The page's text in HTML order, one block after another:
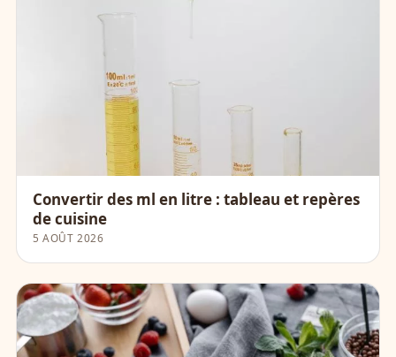
Convertir des ml en litre : tableau et repères
de cuisine
5 AOÛT 2026